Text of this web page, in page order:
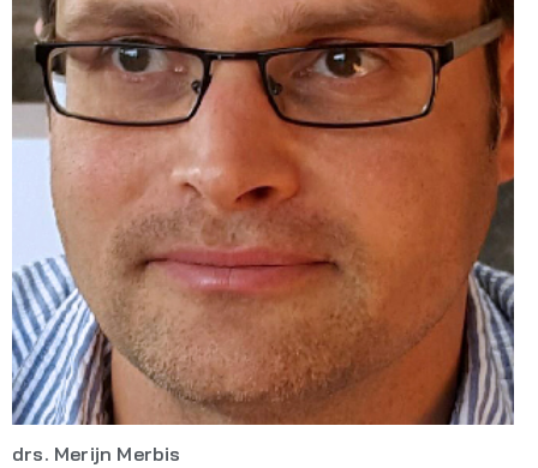
drs. Merijn Merbis